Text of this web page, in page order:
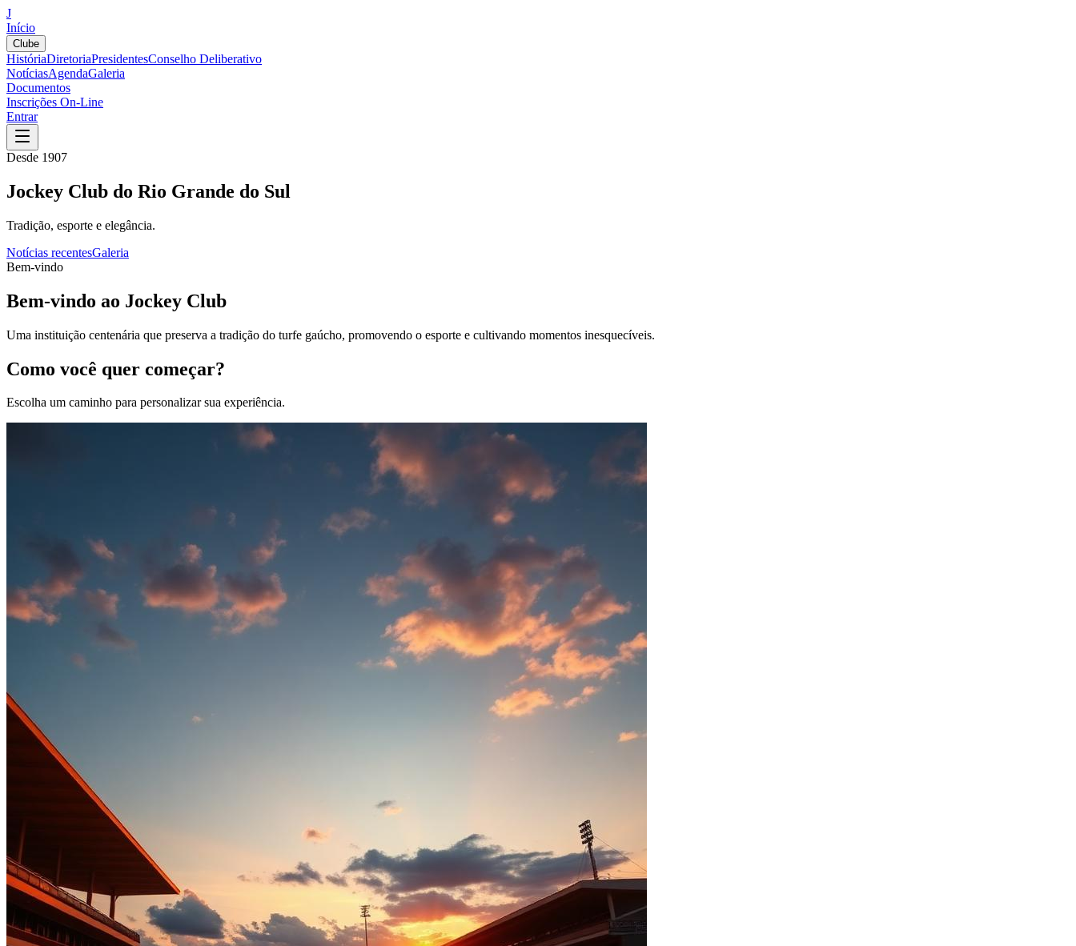
J
Início
Clube
HistóriaDiretoriaPresidentesConselho Deliberativo
NotíciasAgendaGaleria
Documentos
Inscrições On-Line
Entrar
Desde 1907
Jockey Club do Rio Grande do Sul
Tradição, esporte e elegância.
Notícias recentesGaleria
Bem-vindo
Bem-vindo ao Jockey Club
Uma instituição centenária que preserva a tradição do turfe gaúcho, promovendo o esporte e cultivando momentos inesquecíveis.
Como você quer começar?
Escolha um caminho para personalizar sua experiência.